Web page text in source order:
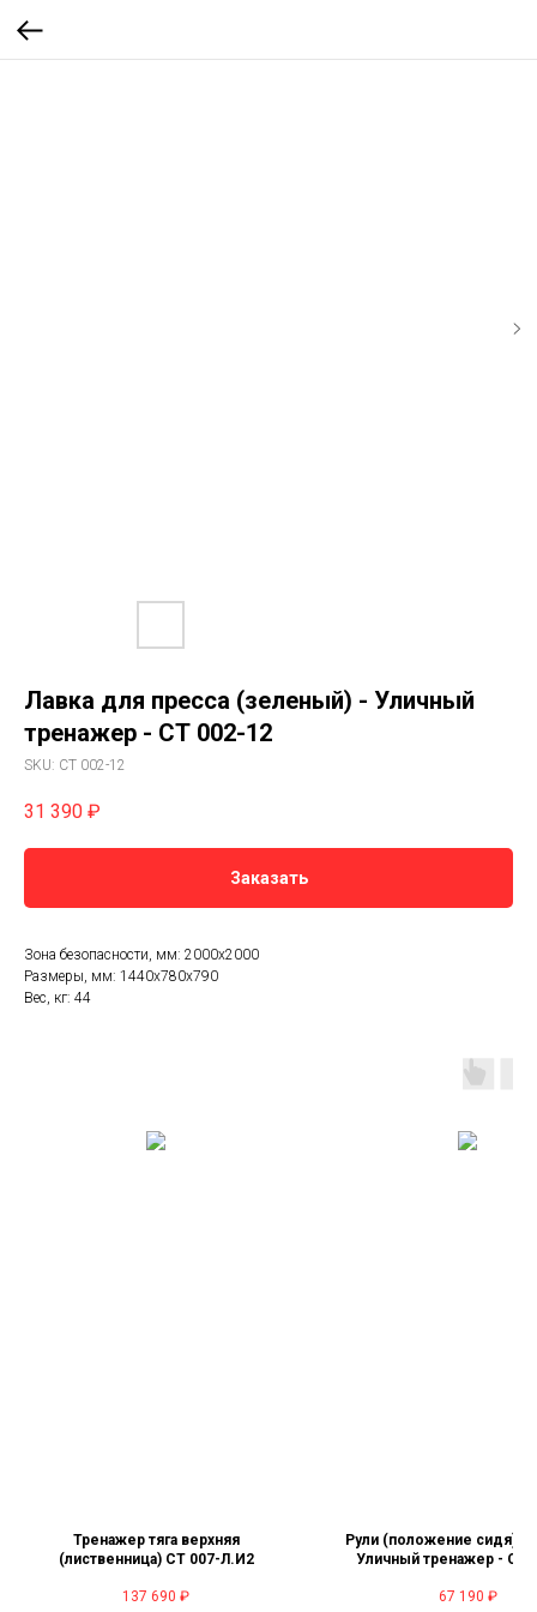
Лавка для пресса (зеленый) - Уличный
тренажер - СТ 002-12
SKU: СТ 002-12
31 390 ₽
Заказать
Зона безопасности, мм: 2000х2000
Размеры, мм: 1440х780х790
Вес, кг: 44
Тренажер тяга верхняя
(лиственница) СТ 007-Л.И2
137 690 ₽
Рули (положение сидя)
Уличный тренажер - СТ
67 190 ₽